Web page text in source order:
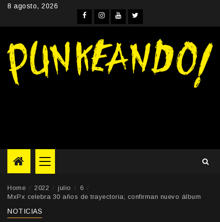
Skip8 agosto, 2026
Facebook
Instagram
YouTube
Twitter
Primary
Menu
Home 2022 julio
6
MxPx celebra 30 años de trayectoria; confirman nuevo álbum
NOTICIAS